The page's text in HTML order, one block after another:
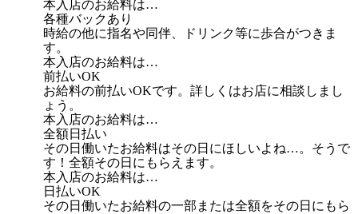
本入店のお給料は…
各種バックあり
時給の他に指名や同伴、ドリンク等に歩合がつきま
す。
本入店のお給料は…
前払いOK
お給料の前払いOKです。詳しくはお店に相談しまし
ょう。
本入店のお給料は…
全額日払い
その日働いたお給料はその日にほしいよね…。そうで
す！全額その日にもらえます。
本入店のお給料は…
日払いOK
その日働いたお給料の一部または全額をその日にもら